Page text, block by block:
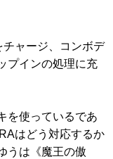
チャージ、コンボデ
プインの処理に充
を使っているであ
はどう対応するか
うは 《魔王の傲